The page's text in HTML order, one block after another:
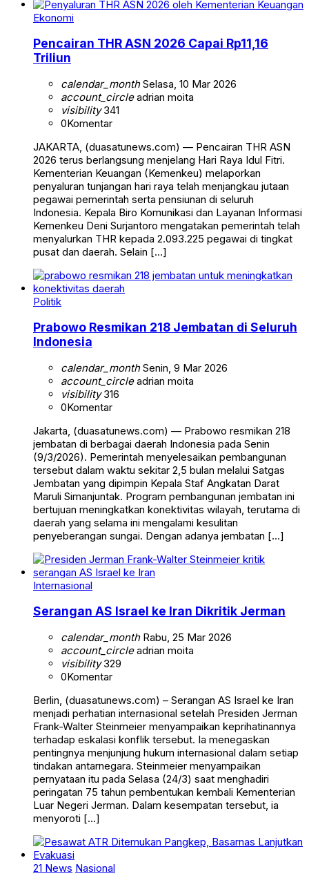
Ekonomi
Pencairan THR ASN 2026 Capai Rp11,16
Triliun
calendar_monthSelasa, 10 Mar 2026
account_circleadrian moita
visibility341
0Komentar
JAKARTA, (duasatunews.com) — Pencairan THR ASN
2026 terus berlangsung menjelang Hari Raya Idul Fitri.
Kementerian Keuangan (Kemenkeu) melaporkan
penyaluran tunjangan hari raya telah menjangkau jutaan
pegawai pemerintah serta pensiunan di seluruh
Indonesia. Kepala Biro Komunikasi dan Layanan Informasi
Kemenkeu Deni Surjantoro mengatakan pemerintah telah
menyalurkan THR kepada 2.093.225 pegawai di tingkat
pusat dan daerah. Selain […]
Politik
Prabowo Resmikan 218 Jembatan di Seluruh
Indonesia
calendar_monthSenin, 9 Mar 2026
account_circleadrian moita
visibility316
0Komentar
Jakarta, (duasatunews.com) — Prabowo resmikan 218
jembatan di berbagai daerah Indonesia pada Senin
(9/3/2026). Pemerintah menyelesaikan pembangunan
tersebut dalam waktu sekitar 2,5 bulan melalui Satgas
Jembatan yang dipimpin Kepala Staf Angkatan Darat
Maruli Simanjuntak. Program pembangunan jembatan ini
bertujuan meningkatkan konektivitas wilayah, terutama di
daerah yang selama ini mengalami kesulitan
penyeberangan sungai. Dengan adanya jembatan […]
Internasional
Serangan AS Israel ke Iran Dikritik Jerman
calendar_monthRabu, 25 Mar 2026
account_circleadrian moita
visibility329
0Komentar
Berlin, (duasatunews.com) – Serangan AS Israel ke Iran
menjadi perhatian internasional setelah Presiden Jerman
Frank-Walter Steinmeier menyampaikan keprihatinannya
terhadap eskalasi konflik tersebut. Ia menegaskan
pentingnya menjunjung hukum internasional dalam setiap
tindakan antarnegara. Steinmeier menyampaikan
pernyataan itu pada Selasa (24/3) saat menghadiri
peringatan 75 tahun pembentukan kembali Kementerian
Luar Negeri Jerman. Dalam kesempatan tersebut, ia
menyoroti […]
21 News Nasional